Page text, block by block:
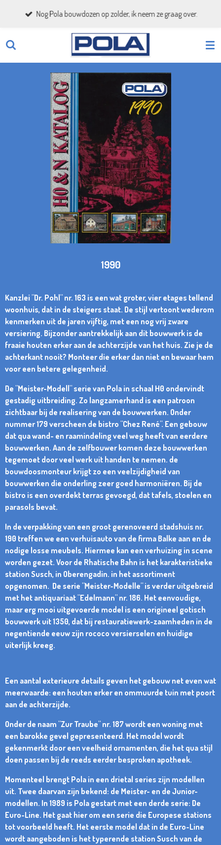
de
Nog Pola bouwdozen op zolder, ik neem ze graag over.
1990
Kanzlei "Dr. Pohl" nr. 163 is een wat groter, vier etages tellend
woonhuis, dat in de steigers staat. De stijl vertoont wederom
kenmerken uit de jaren vijftig, met een nog vrij zware
versiering. Bijzonder aantrekkelijk aan dit bouwwerk is de
fraaie houten erker aan de achterzijde van het huis. Zie je de
achterkant nooit? Monteer die erker dan niet en bewaar hem
voor een betere gelegenheid.
De "Meister-Modell" serie van Pola in schaal H0 ondervindt
gestadig uitbreiding. Zo langzamerhand is een patroon
zichtbaar bij de realisering van de bouwwerken. Onder
nummer 179 verscheen de bistro "Chez René". Een gebouw
dat qua wand- en raamindeling veel weg heeft van eerdere
bouwwerken. Aan de zelfbouwer komen deze bouwwerken
tegemoet door veel werk uit handen te nemen. de
bouwdoosmonteur krijgt zo een veelzijdigheid van
bouwwerken die onderling zeer goed harmoniëren. Bij de
bistro is een overdekt terras gevoegd, dat tafels, stoelen en
parasols bevat.
In de verpakking van een groot gerenoveerd stadshuis nr.
190 treffen we een verhuisauto van de firma Balke aan en de
nodige losse meubels. Hiermee kan een verhuizing in scene
worden gezet. Voor de Rhatische Bahn is het karakteristieke
station Susch, in Oberengadin. in het assortiment
opgenomen. De serie "Meister-Modelle" is verder uitgebreid
met het antiquariaat "Edelmann" nr. 186. Het eenvoudige,
maar erg mooi uitgevoerde model is een origineel gotisch
bouwwerk uit 1350, dat bij restauratiewerk-zaamheden in de
negentiende eeuw zijn rococo versierselen en huidige
uiterlijk kreeg.
Een aantal exterieure details geven het gebouw net even wat
meerwaarde: een houten erker en ommuurde tuin met poort
aan de achterzijde.
Onder de naam "Zur Traube" nr. 187 wordt een woning met
een barokke gevel gepresenteerd. Het model wordt
gekenmerkt door een veelheid ornamenten, die het qua stijl
doen passen bij de reeds eerder besproken apotheek.
Momenteel brengt Pola in een drietal series zijn modellen
uit. Twee daarvan zijn bekend: de Meister- en de Junior-
modellen. In 1989 is Pola gestart met een derde serie: De
Euro-Line. Het gaat hier om een serie die Europese stations
tot voorbeeld heeft. Het eerste model dat in de Euro-Line
wordt aangeboden is het typerende station Susch van de